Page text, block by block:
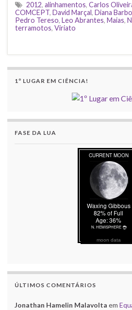
2012, alinhamentos, Carlos
COMCEPT, David Marçal, Diana
Pedro Tereso, Leo Abrantes, Maias,
terramotos, Viriato
1º LUGAR EM CIÊNCIA!
FASE DA LUA
moon data
ÚLTIMOS COMENTÁRIOS
Jonathan Hamelin Malavolta em